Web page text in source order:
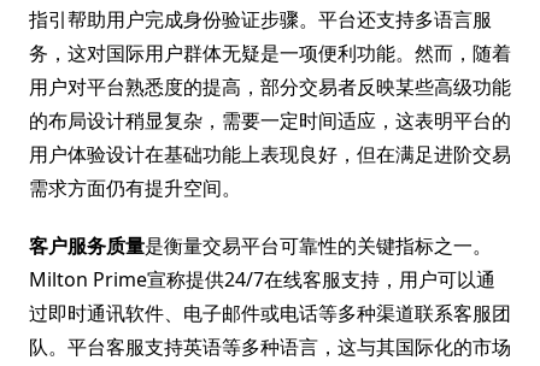
指引帮助用户完成身份验证步骤。平台还支持多语言服
务，这对国际用户群体无疑是一项便利功能。然而，随着
用户对平台熟悉度的提高，部分交易者反映某些高级功能
的布局设计稍显复杂，需要一定时间适应，这表明平台的
用户体验设计在基础功能上表现良好，但在满足进阶交易
需求方面仍有提升空间。
客户服务质量是衡量交易平台可靠性的关键指标之一。
Milton Prime宣称提供24/7在线客服支持，用户可以通
过即时通讯软件、电子邮件或电话等多种渠道联系客服团
队。平台客服支持英语等多种语言，这与其国际化的市场